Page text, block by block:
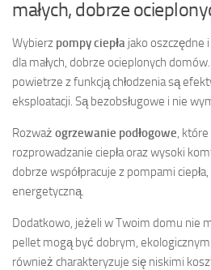
małych, dobrze
Wybierz pompy ciepła jako oszczędne
dla małych, dobrze ocieplonych
powietrze z funkcją chłodzenia są
eksploatacji. Są bezobsługowe i nie
Rozważ ogrzewanie podłogowe ,
rozprowadzanie ciepła oraz wysoki
dobrze współpracuje z pompami
energetyczną.
Dodatkowo, jeżeli w Twoim domu nie
pellet mogą być dobrym,
również charakteryzuje się niskimi